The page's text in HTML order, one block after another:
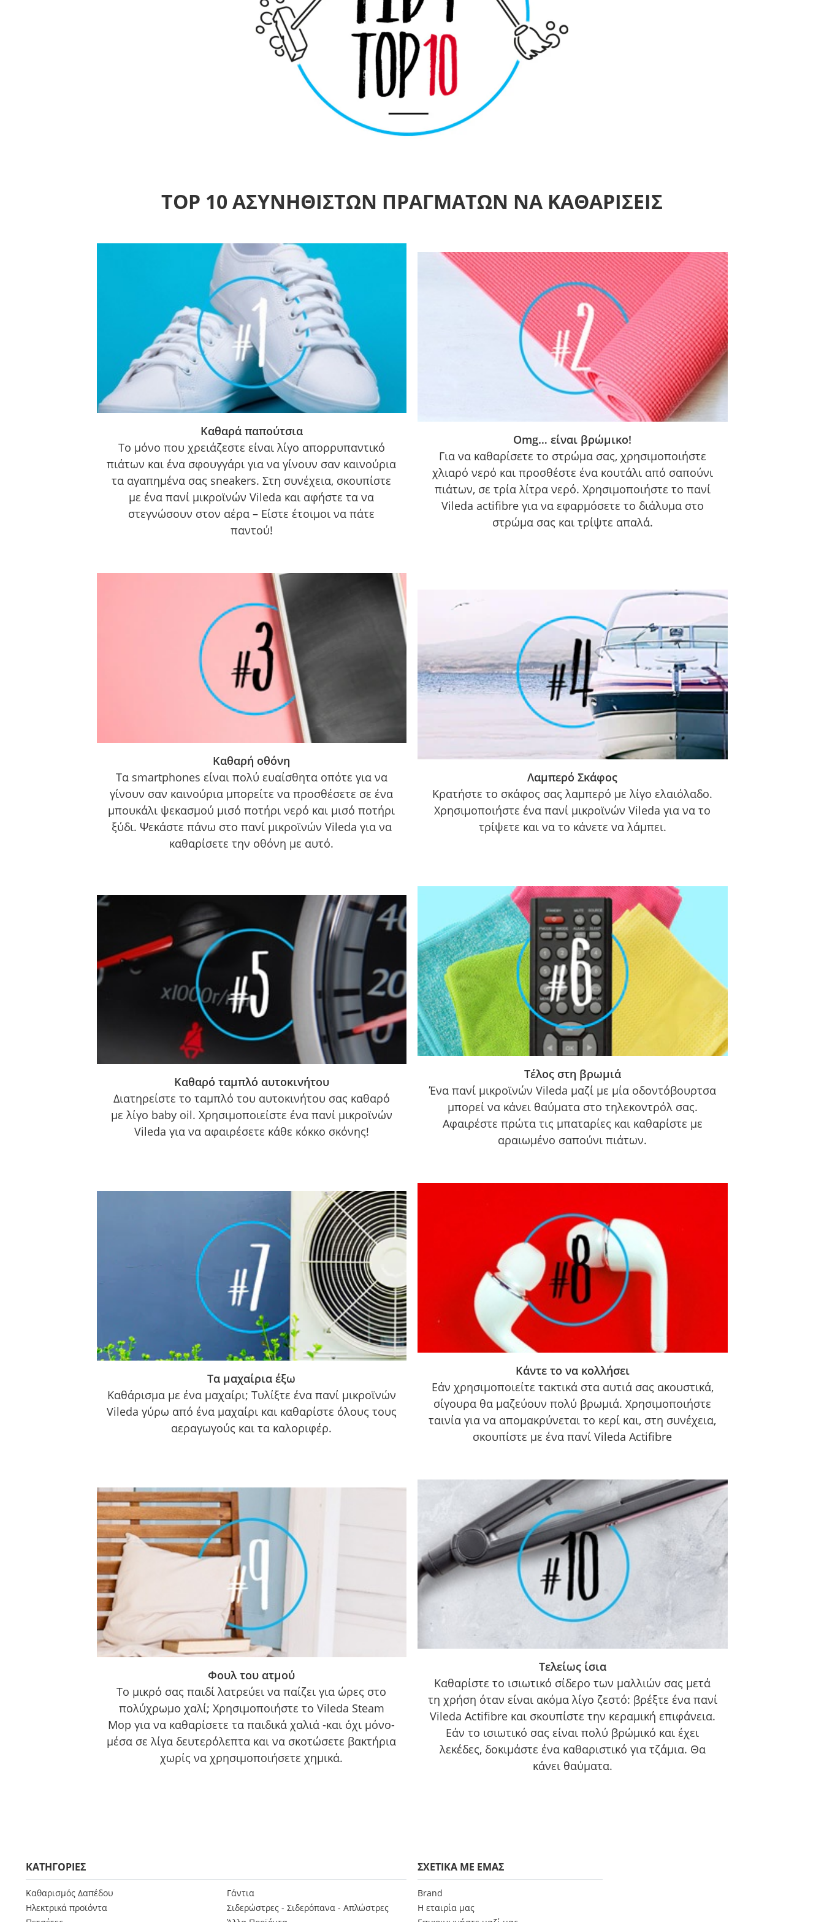
TOP 10 ΑΣΥΝΗΘΙΣΤΩΝ ΠΡΑΓΜΑΤΩΝ ΝΑ ΚΑΘΑΡΙΣΕΙΣ
Καθαρά παπούτσια
Το μόνο που χρειάζεστε είναι λίγο απορρυπαντικό
πιάτων και ένα σφουγγάρι για να γίνουν σαν καινούρια
τα αγαπημένα σας sneakers. Στη συνέχεια, σκουπίστε
με ένα πανί μικροϊνών Vileda και αφήστε τα να
στεγνώσουν στον αέρα – Είστε έτοιμοι να πάτε
παντού!
Omg… είναι βρώμικο!
Για να καθαρίσετε το στρώμα σας, χρησιμοποιήστε
χλιαρό νερό και προσθέστε ένα κουτάλι από σαπούνι
πιάτων, σε τρία λίτρα νερό. Χρησιμοποιήστε το πανί
Vileda actifibre για να εφαρμόσετε το διάλυμα στο
στρώμα σας και τρίψτε απαλά.
Καθαρή οθόνη
Τα smartphones είναι πολύ ευαίσθητα οπότε για να
γίνουν σαν καινούρια μπορείτε να προσθέσετε σε ένα
μπουκάλι ψεκασμού μισό ποτήρι νερό και μισό ποτήρι
ξύδι. Ψεκάστε πάνω στο πανί μικροϊνών Vileda για να
καθαρίσετε την οθόνη με αυτό.
Λαμπερό Σκάφος
Κρατήστε το σκάφος σας λαμπερό με λίγο ελαιόλαδο.
Χρησιμοποιήστε ένα πανί μικροϊνών Vileda για να το
τρίψετε και να το κάνετε να λάμπει.
Καθαρό ταμπλό αυτοκινήτου
Διατηρείστε το ταμπλό του αυτοκινήτου σας καθαρό
με λίγο baby oil. Χρησιμοποιείστε ένα πανί μικροϊνών
Vileda για να αφαιρέσετε κάθε κόκκο σκόνης!
Τέλος στη βρωμιά
Ένα πανί μικροϊνών Vileda μαζί με μία οδοντόβουρτσα
μπορεί να κάνει θαύματα στο τηλεκοντρόλ σας.
Αφαιρέστε πρώτα τις μπαταρίες και καθαρίστε με
αραιωμένο σαπούνι πιάτων.
Τα μαχαίρια έξω
Καθάρισμα με ένα μαχαίρι; Τυλίξτε ένα πανί μικροϊνών
Vileda γύρω από ένα μαχαίρι και καθαρίστε όλους τους
αεραγωγούς και τα καλοριφέρ.
Κάντε το να κολλήσει
Εάν χρησιμοποιείτε τακτικά στα αυτιά σας ακουστικά,
σίγουρα θα μαζεύουν πολύ βρωμιά. Χρησιμοποιήστε
ταινία για να απομακρύνεται το κερί και, στη συνέχεια,
σκουπίστε με ένα πανί Vileda Actifibre
Φουλ του ατμού
Το μικρό σας παιδί λατρεύει να παίζει για ώρες στο
πολύχρωμο χαλί; Χρησιμοποιήστε το Vileda Steam
Mop για να καθαρίσετε τα παιδικά χαλιά -και όχι μόνο-
μέσα σε λίγα δευτερόλεπτα και να σκοτώσετε βακτήρια
χωρίς να χρησιμοποιήσετε χημικά.
Τελείως ίσια
Καθαρίστε το ισιωτικό σίδερο των μαλλιών σας μετά
τη χρήση όταν είναι ακόμα λίγο ζεστό: βρέξτε ένα πανί
Vileda Actifibre και σκουπίστε την κεραμική επιφάνεια.
Εάν το ισιωτικό σας είναι πολύ βρώμικό και έχει
λεκέδες, δοκιμάστε ένα καθαριστικό για τζάμια. Θα
κάνει θαύματα.
ΚΑΤΗΓΟΡΙΕΣ
Καθαρισμός Δαπέδου
Ηλεκτρικά προϊόντα
Γάντια
Σιδερώστρες - Σιδερόπανα - Απλώστρες
ΣΧΕΤΙΚΑ ΜΕ ΕΜΑΣ
Brand
Η εταιρία μας